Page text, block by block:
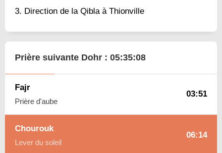
Direction de la Qibla à Thionville
Prière suivante Dohr : 05:35:07
Fajr
Prière d'aube
03:51
Chourouk
Lever du soleil
06:14